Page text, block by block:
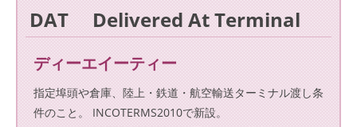
DAT Delivered At Terminal
ディーエイーティー
指定埠頭や倉庫、陸上・鉄道・航空輸送ターミナル渡し条
件のこと。 INCOTERMS2010で新設。